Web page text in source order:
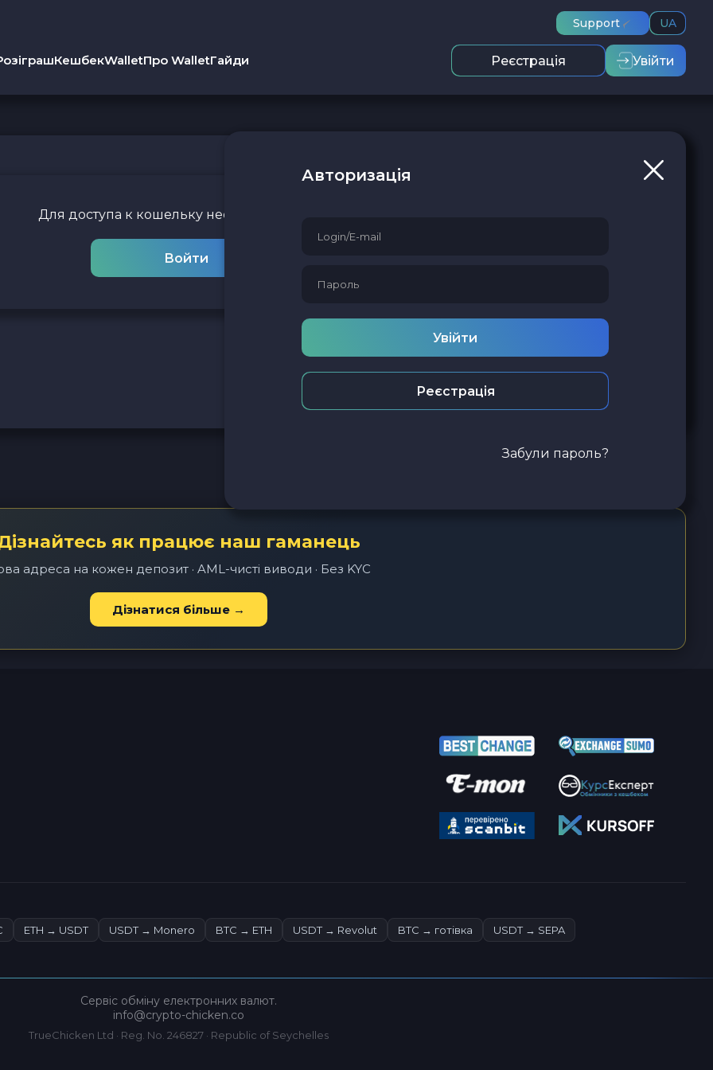
Support UA
КешбекWalletПро WalletГайди Реєстрація Увійти
Авторизація
Увійти
Реєстрація
Забули пароль?
Для доступа к кошельку необходимо войти
Войти
як працює наш гаманець
адреса на кожен депозит · AML-чисті виводи · Без KYC
Дізнатися більше →
ETH → USDT USDT → Monero BTC → ETH USDT → Revolut BTC → готівка USDT → SEPA
Сервіс обміну електронних валют.
info@crypto-chicken.co
TrueChicken Ltd · Reg. No. 246827 · Republic of Seychelles